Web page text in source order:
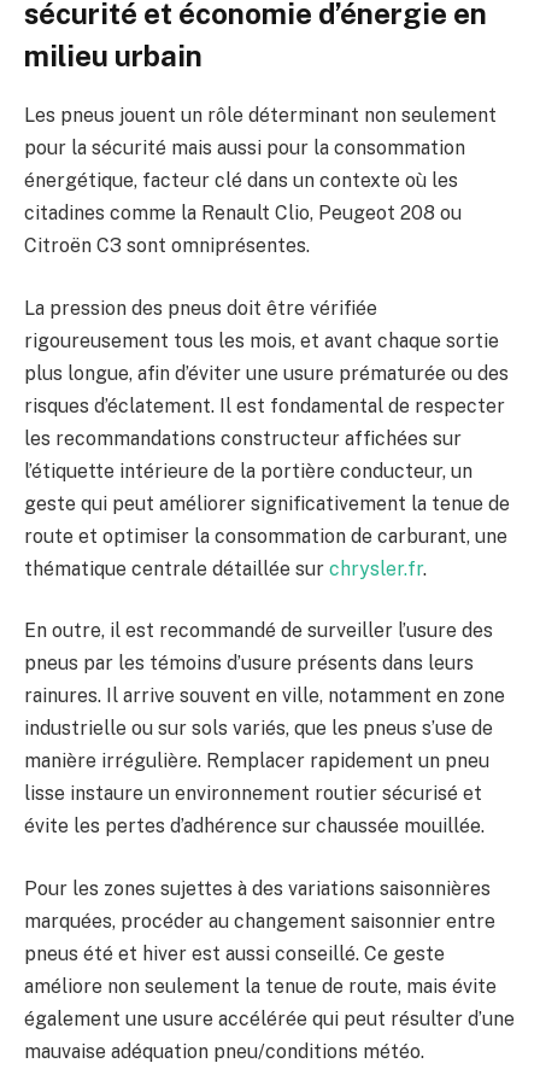
sécurité et économie d’énergie en
milieu urbain
Les pneus jouent un rôle déterminant non seulement
pour la sécurité mais aussi pour la consommation
énergétique, facteur clé dans un contexte où les
citadines comme la Renault Clio, Peugeot 208 ou
Citroën C3 sont omniprésentes.
La pression des pneus doit être vérifiée
rigoureusement tous les mois, et avant chaque sortie
plus longue, afin d’éviter une usure prématurée ou des
risques d’éclatement. Il est fondamental de respecter
les recommandations constructeur affichées sur
l’étiquette intérieure de la portière conducteur, un
geste qui peut améliorer significativement la tenue de
route et optimiser la consommation de carburant, une
thématique centrale détaillée sur chrysler.fr.
En outre, il est recommandé de surveiller l’usure des
pneus par les témoins d’usure présents dans leurs
rainures. Il arrive souvent en ville, notamment en zone
industrielle ou sur sols variés, que les pneus s’use de
manière irrégulière. Remplacer rapidement un pneu
lisse instaure un environnement routier sécurisé et
évite les pertes d’adhérence sur chaussée mouillée.
Pour les zones sujettes à des variations saisonnières
marquées, procéder au changement saisonnier entre
pneus été et hiver est aussi conseillé. Ce geste
améliore non seulement la tenue de route, mais évite
également une usure accélérée qui peut résulter d’une
mauvaise adéquation pneu/conditions météo.